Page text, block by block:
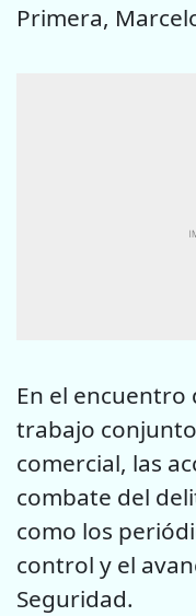
Primera,
En el
trabajo
comercial, las
combate del
como los
control y el
Seguridad.